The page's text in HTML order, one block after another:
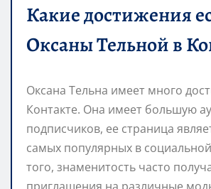
Какие достижения
Оксаны Тельной в
Оксана Тельна имеет много
Контакте. Она имеет большую
подписчиков, ее страница
самых популярных в
того, знаменитость часто